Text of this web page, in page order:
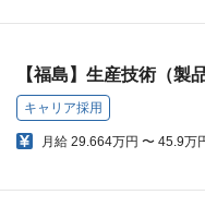
【福島】生産技術（
キャリア採用
月給 29.664万円 〜 45.9万